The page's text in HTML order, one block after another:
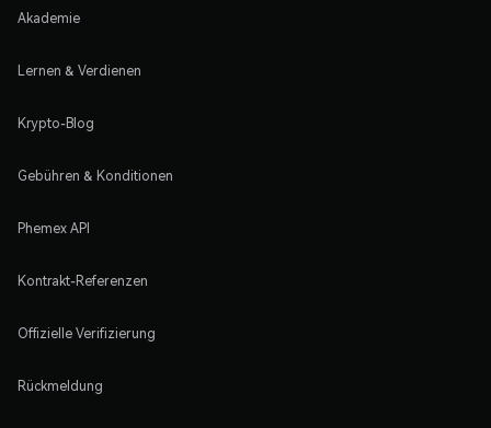
Akademie
Lernen & Verdienen
Krypto-Blog
Gebühren & Konditionen
Phemex API
Kontrakt-Referenzen
Offizielle Verifizierung
Rückmeldung